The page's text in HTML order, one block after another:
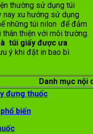
thường sử dụng túi
nay xu hướng sử dụng
những túi nilon để đảm
thiện với môi trường.
túi giấy được ưa
ý khi đặt in bao bì
Danh mục nội
đựng thuốc
biến